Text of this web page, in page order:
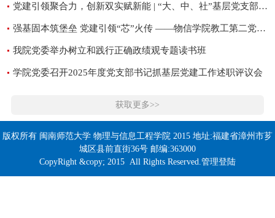
党建引领聚合力，创新双实赋新能 | “大、中、社”基层党支部多方党建共建签约仪式圆满举行
强基固本筑堡垒 党建引领“芯”火传 ——物信学院教工第二党支部党建与业务深度融合发展纪实
我院党委举办树立和践行正确政绩观专题读书班
学院党委召开2025年度党支部书记抓基层党建工作述职评议会
获取更多>>
版权所有 闽南师范大学 物理与信息工程学院 2015 地址:福建省漳州市芗
城区县前直街36号 邮编:363000
CopyRight &copy; 2015 All Rights Reserved.管理登陆